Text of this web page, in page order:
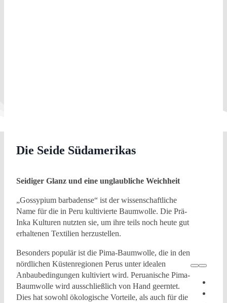
Die Seide Südamerikas
Seidiger Glanz und eine unglaubliche Weichheit
„Gossypium barbadense“ ist der wissenschaftliche
Name für die in Peru kultivierte Baumwolle. Die Prä-
Inka Kulturen nutzten sie, um ihre teils noch heute gut
erhaltenen Textilien herzustellen.
Besonders populär ist die Pima-Baumwolle, die in den
nördlichen Küstenregionen Perus unter idealen
Anbaubedingungen kultiviert wird. Peruanische Pima-
Baumwolle wird ausschließlich von Hand geerntet.
Dies hat sowohl ökologische Vorteile, als auch für die